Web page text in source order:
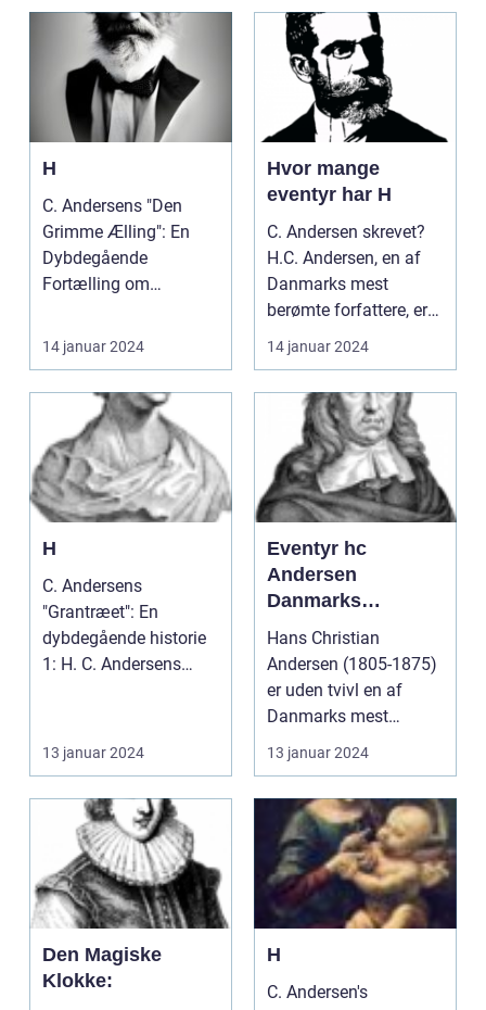
H
C. Andersens "Den
Grimme Ælling": En
Dybdegående
Fortælling om
[INDSÆT VIDEO ...
14 januar 2024
Hvor mange
eventyr har H
C. Andersen skrevet?
H.C. Andersen, en af
Danmarks mest
berømte forfattere, er
kendt for sine event...
14 januar 2024
H
C. Andersens
"Grantræet": En
dybdegående historie
1: H. C. Andersens
13 januar 2024
Eventyr hc
Andersen
Danmarks
folkekære
eventyrforfatter
Hans Christian
Andersen (1805-1875)
er uden tvivl en af
Danmarks mest
berømte forfattere
gennem tide...
13 januar 2024
Den Magiske
Klokke:
H
C. Andersen's